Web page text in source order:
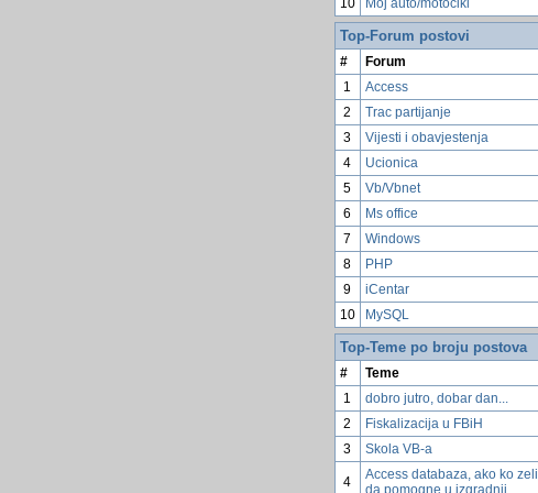
10 Moj auto/motocikl
Top-Forum postovi
# Forum
1
Access
2
Trac partijanje
3
Vijesti i obavjestenja
4
Ucionica
5
Vb/Vbnet
6
Ms office
7
Windows
8
PHP
9
iCentar
10
MySQL
Top-Teme po broju postova
# Teme
1
dobro jutro, dobar dan...
2
Fiskalizacija u FBiH
3
Skola VB-a
4
Access databaza, ako ko zeli
da pomogne u izgradnji